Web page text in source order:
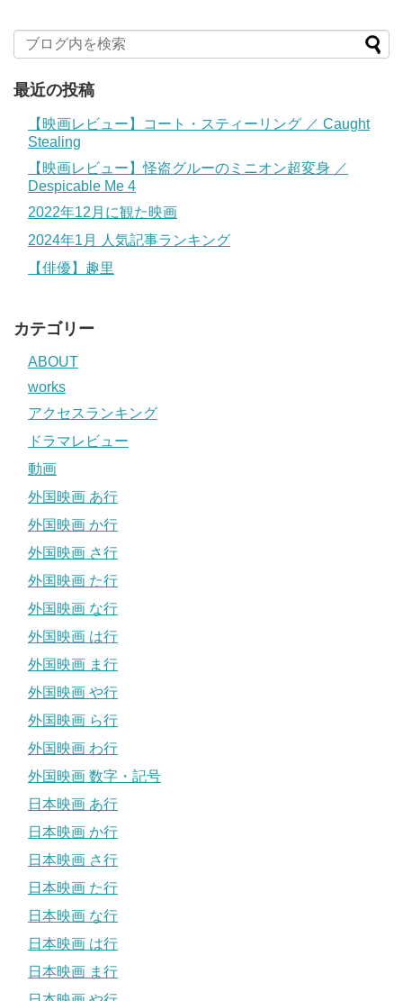
最近の投稿
【映画レビュー】コート・スティーリング ／ Caught
Stealing
【映画レビュー】怪盗グルーのミニオン超変身 ／
Despicable Me 4
2022年12月に観た映画
2024年1月 人気記事ランキング
【俳優】趣里
カテゴリー
ABOUT
works
アクセスランキング
ドラマレビュー
動画
外国映画 あ行
外国映画 か行
外国映画 さ行
外国映画 た行
外国映画 な行
外国映画 は行
外国映画 ま行
外国映画 や行
外国映画 ら行
外国映画 わ行
外国映画 数字・記号
日本映画 あ行
日本映画 か行
日本映画 さ行
日本映画 た行
日本映画 な行
日本映画 は行
日本映画 ま行